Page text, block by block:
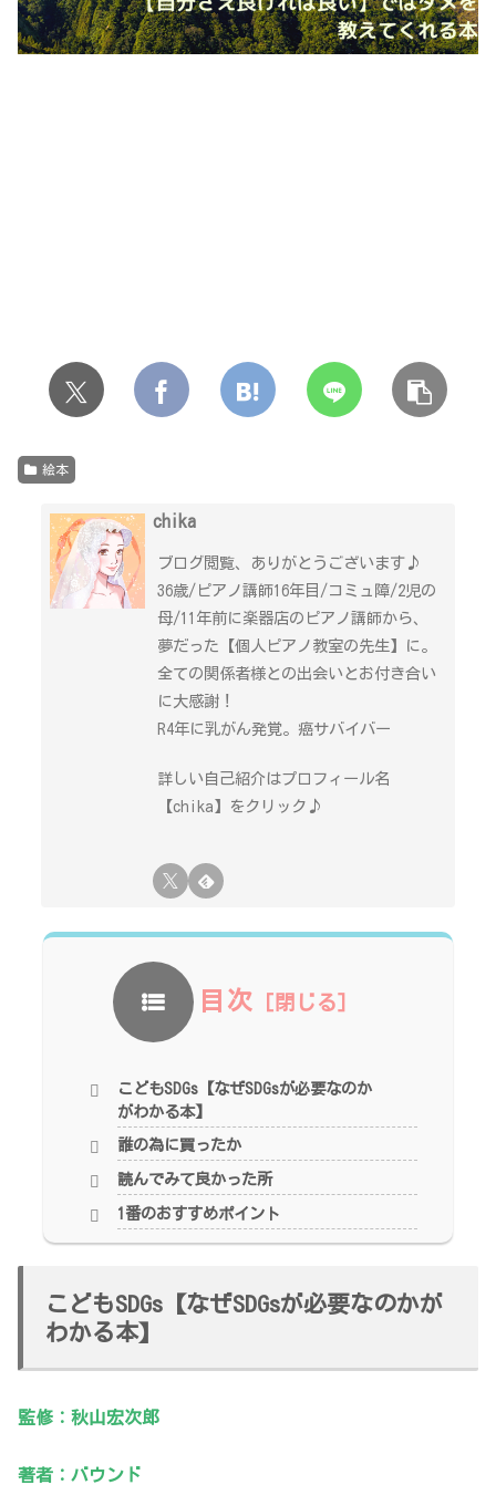
絵本
chika
ブログ閲覧、ありがとうございます♪
36歳/ピアノ講師16年目/コミュ障/2児の
母/11年前に楽器店のピアノ講師から、
夢だった【個人ピアノ教室の先生】に。
全ての関係者様との出会いとお付き合い
に大感謝！
R4年に乳がん発覚。癌サバイバー
詳しい自己紹介はプロフィール名
【chika】をクリック♪
目次
こどもSDGs【なぜSDGsが必要なのか
がわかる本】
誰の為に買ったか
読んでみて良かった所
1番のおすすめポイント
こどもSDGs【なぜSDGsが必要なのかが
わかる本】
監修：秋山宏次郎
著者：バウンド